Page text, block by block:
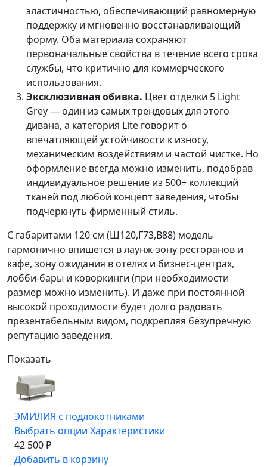
эластичностью, обеспечивающий равномерную
поддержку и мгновенно восстанавливающий
форму. Оба материала сохраняют
первоначальные свойства в течение всего срока
службы, что критично для коммерческого
использования.
Эксклюзивная обивка. Цвет отделки 5 Light
Grey— один из самых трендовых для этого
дивана, а категория Lite говорит о
впечатляющей устойчивости к износу,
механическим воздействиям и частой чистке. Но
оформление всегда можно изменить, подобрав
индивидуальное решение из 500+ коллекций
тканей под любой концепт заведения, чтобы
подчеркнуть фирменный стиль.
С габаритами 120 см (Ш120,Г73,В88) модель
гармонично впишется в лаунж-зону ресторанов и
кафе, зону ожидания в отелях и бизнес-центрах,
лобби-бары и коворкинги (при необходимости
размер можно изменить). И даже при постоянной
высокой проходимости будет долго радовать
презентабельным видом, подкрепляя безупречную
репутацию заведения.
Показать
ЭМИЛИЯ с подлокотниками
Выбрать опции Характеристики
42 500 ₽
Добавить в корзину